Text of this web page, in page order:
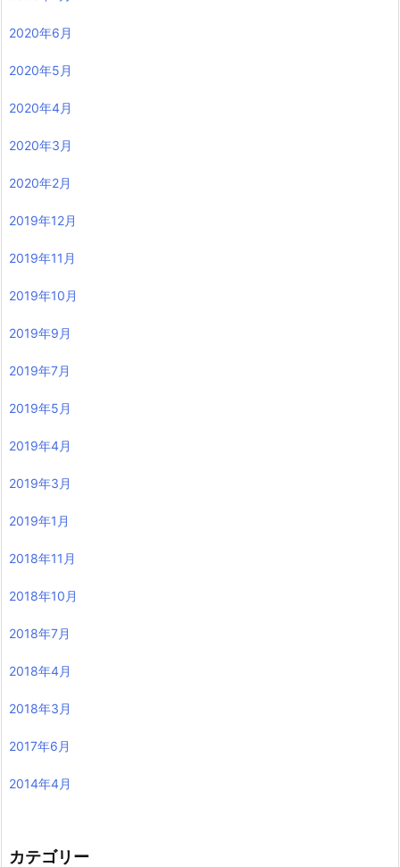
2020年6月
2020年5月
2020年4月
2020年3月
2020年2月
2019年12月
2019年11月
2019年10月
2019年9月
2019年7月
2019年5月
2019年4月
2019年3月
2019年1月
2018年11月
2018年10月
2018年7月
2018年4月
2018年3月
2017年6月
2014年4月
カテゴリー